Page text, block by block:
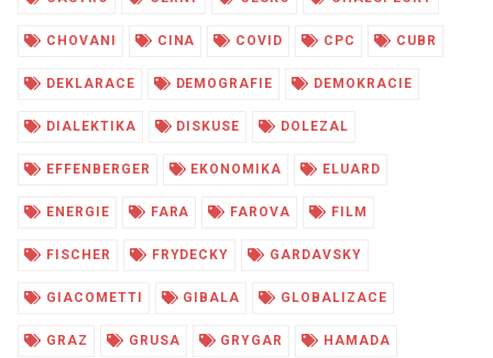
CHOVANI CINA COVID CPC CUBR
DEKLARACE DEMOGRAFIE DEMOKRACIE
DIALEKTIKA DISKUSE DOLEZAL
EFFENBERGER EKONOMIKA ELUARD
ENERGIE FARA FAROVA FILM
FISCHER FRYDECKY GARDAVSKY
GIACOMETTI GIBALA GLOBALIZACE
GRAZ GRUSA GRYGAR HAMADA